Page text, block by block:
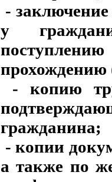
-
у
- копию
гражданина;
- копии
а также по